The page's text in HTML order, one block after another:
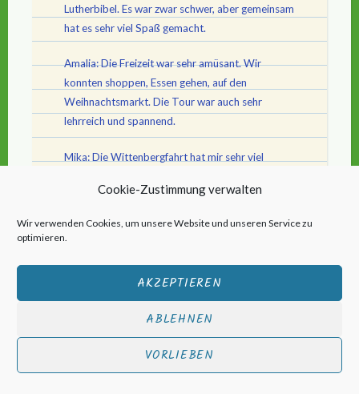
Cookie-Zustimmung verwalten
Wir verwenden Cookies, um unsere Website und unseren Service zu
optimieren.
AKZEPTIEREN
ABLEHNEN
VORLIEBEN
Lutherbibel. Es war zwar schwer, aber gemeinsam
hat es sehr viel Spaß gemacht.
Amalia: Die Freizeit war sehr amüsant. Wir
konnten shoppen, Essen gehen, auf den
Weihnachtsmarkt. Die Tour war auch sehr
lehrreich und spannend.
Mika: Die Wittenbergfahrt hat mir sehr viel